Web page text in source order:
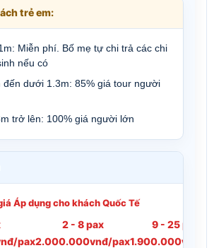
trẻ em:
Miễn phí. Bố mẹ tự chi trả các chi
nếu có
đến dưới 1.3m: 85% giá tour người
trở lên: 100% giá người lớn
Áp dụng cho khách Quốc Tế
2 - 8 pax
9 - 25 pax
pax2.000.000vnđ/pax1.900.000vnđ/